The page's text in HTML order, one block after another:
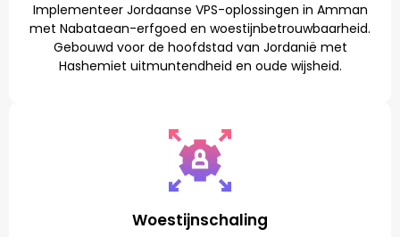
Implementeer Jordaanse VPS-oplossingen in Amman
met Nabataean-erfgoed en woestijnbetrouwbaarheid.
Gebouwd voor de hoofdstad van Jordanië met
Hashemiet uitmuntendheid en oude wijsheid.
Woestijnschaling